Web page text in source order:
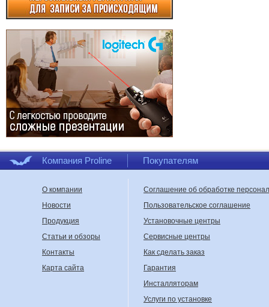
Компания Proline Покупателям
О компании
Новости
Продукция
Статьи и обзоры
Контакты
Карта сайта
Соглашение об обработке
Пользовательское соглашение
Установочные центры
Сервисные центры
Как сделать заказ
Гарантия
Инсталляторам
Услуги по установке